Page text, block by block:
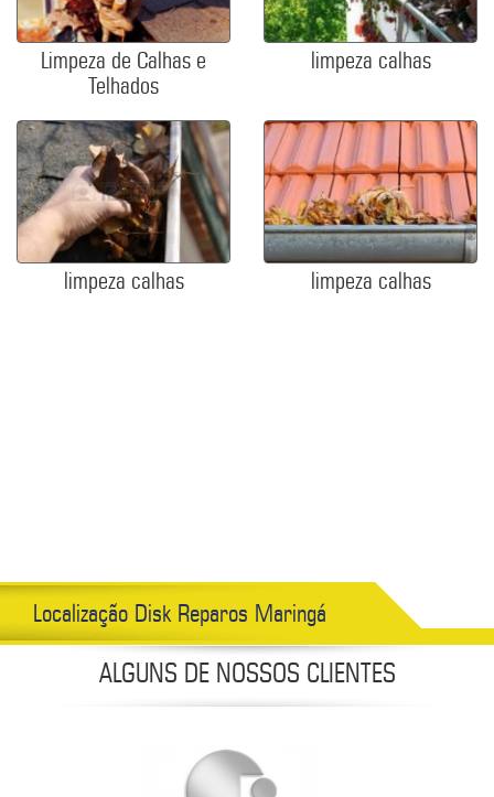
Limpeza de Calhas e
Telhados
limpeza calhas
limpeza calhas limpeza calhas
Localização Disk Reparos Maringá
ALGUNS DE NOSSOS CLIENTES